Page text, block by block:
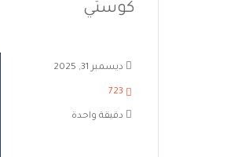
كوستي
ديسمبر 31, 2025
723
دقيقة واحدة